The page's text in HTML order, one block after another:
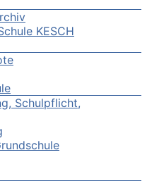
KESCH
Schulpflicht,